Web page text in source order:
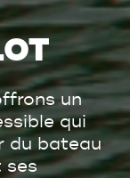
un
qui
du bateau
ses